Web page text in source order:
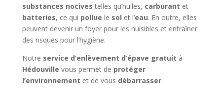
substances nocives telles qu’huiles, carburant et
batteries, ce qui pollue le sol et l’eau. En outre, elles
peuvent devenir un foyer pour les nuisibles et entraîner
des risques pour l’hygiène.
Notre service d’enlèvement d’épave gratuit à
Hédouville vous permet de protéger
l’environnement et de vous débarrasser